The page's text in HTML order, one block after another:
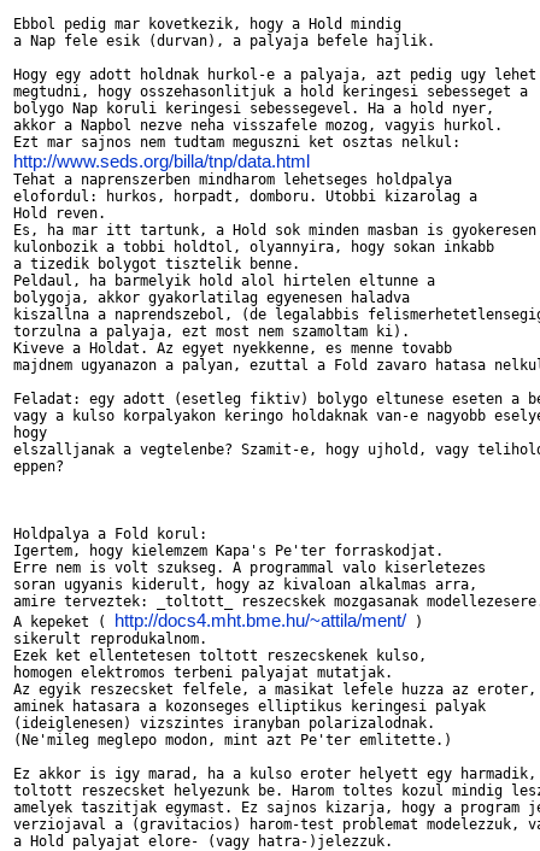
Ebbol pedig mar kovetkezik, hogy a Hold mindig
a Nap fele esik (durvan), a palyaja befele hajlik.
Hogy egy adott holdnak hurkol-e a palyaja, azt pedig ugy
megtudni, hogy osszehasonlitjuk a hold keringesi sebesseget a
bolygo Nap koruli keringesi sebessegevel. Ha a hold nyer,
akkor a Napbol nezve neha visszafele mozog, vagyis hurkol.
http://www.seds.org/billa/tnp/data.html
Tehat a naprenszerben mindharom lehetseges holdpalya
elofordul: hurkos, horpadt, domboru. Utobbi kizarolag a
Hold reven.
Es, ha mar itt tartunk, a Hold sok minden masban is
kulonbozik a tobbi holdtol, olyannyira, hogy sokan inkabb
a tizedik bolygot tisztelik benne.
Peldaul, ha barmelyik hold alol hirtelen eltunne a
bolygoja, akkor gyakorlatilag egyenesen haladva
kiszallna a naprendszebol, (de legalabbis
torzulna a palyaja, ezt most nem szamoltam ki).
Kiveve a Holdat. Az egyet nyekkenne, es menne tovabb
majdnem ugyanazon a palyan, ezuttal a Fold zavaro hatasa
Feladat: egy adott (esetleg fiktiv) bolygo eltunese eseten a
vagy a kulso korpalyakon keringo holdaknak van-e nagyobb
hogy
elszalljanak a vegtelenbe? Szamit-e, hogy ujhold, vagy
eppen?
Holdpalya a Fold korul:
Igertem, hogy kielemzem Kapa's Pe'ter forraskodjat.
Erre nem is volt szukseg. A programmal valo kiserletezes
soran ugyanis kiderult, hogy az kivaloan alkalmas arra,
amire terveztek: _toltott_ reszecskek mozgasanak
A kepeket ( http://docs4.mht.bme.hu/~attila/ment/ )
sikerult reprodukalnom.
Ezek ket ellentetesen toltott reszecskenek kulso,
homogen elektromos terbeni palyajat mutatjak.
Az egyik reszecsket felfele, a masikat lefele huzza az
aminek hatasara a kozonseges elliptikus keringesi palyak
(ideiglenesen) vizszintes iranyban polarizalodnak.
(Ne'mileg meglepo modon, mint azt Pe'ter emlitette.)
Ez akkor is igy marad, ha a kulso eroter helyett egy harmadik,
toltott reszecsket helyezunk be. Harom toltes kozul mindig
amelyek taszitjak egymast. Ez sajnos kizarja, hogy a
verziojaval a (gravitacios) harom-test problemat modelezzuk,
a Hold palyajat elore- (vagy hatra-)jelezzuk.